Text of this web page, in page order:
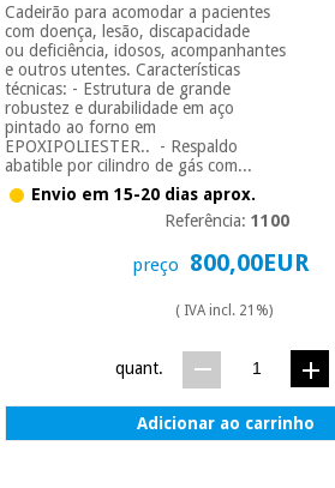
Cadeirão para acomodar a pacientes
com doença, lesão, discapacidade
ou deficiência, idosos, acompanhantes
e outros utentes. Características
técnicas: - Estrutura de grande
robustez e durabilidade em aço
pintado ao forno em
EPOXIPOLIESTER.. - Respaldo
abatible por cilindro de gás com...
Envio em 15-20 dias aprox.
Referência:1100
preço 800,00EUR
( IVA incl. 21%)
quant.
Adicionar ao carrinho